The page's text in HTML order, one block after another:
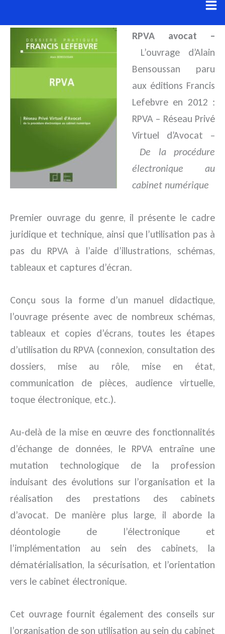
au
contenu
RPVA avocat –
L’ouvrage d’Alain
Bensoussan paru
aux éditions Francis
Lefebvre en 2012 :
RPVA – Réseau Privé
Virtuel d’Avocat –
De la procédure
électronique au
cabinet numérique
Premier ouvrage du genre, il présente le cadre
juridique et technique, ainsi que l’utilisation pas à
pas du RPVA à l’aide d’illustrations, schémas,
tableaux et captures d’écran.
Conçu sous la forme d’un manuel didactique,
l’ouvrage présente avec de nombreux schémas,
tableaux et copies d’écrans, toutes les étapes
d’utilisation du RPVA (connexion, consultation des
dossiers, mise au rôle, mise en état,
communication de pièces, audience virtuelle,
toque électronique, etc.).
Au-delà de la mise en œuvre des fonctionnalités
d’échange de données, le RPVA entraîne une
mutation technologique de la profession
induisant des évolutions sur l’organisation et la
réalisation des prestations des cabinets
d’avocat. De manière plus large, il aborde la
déontologie de l’électronique et
l’implémentation au sein des cabinets, la
dématérialisation, la sécurisation, et l’orientation
vers le cabinet électronique.
Cet ouvrage fournit également des conseils sur
l’organisation de son utilisation au sein du cabinet